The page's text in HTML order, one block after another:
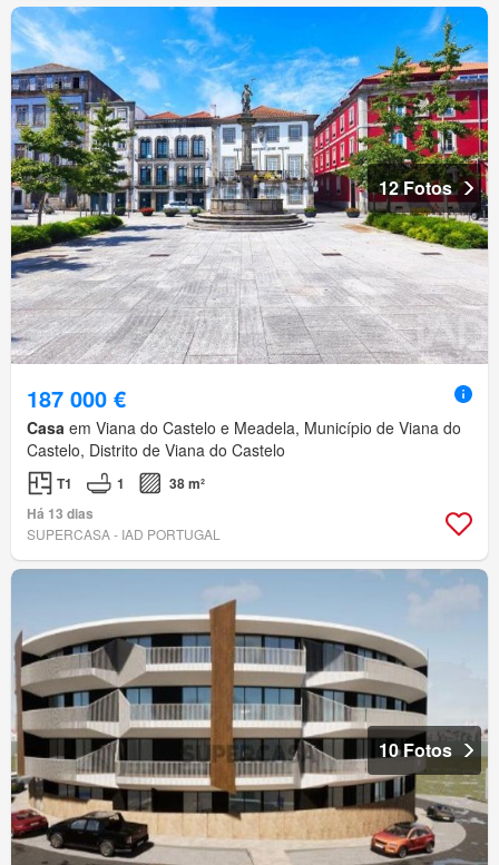
12 Fotos
187 000 €
Casa em Viana do Castelo e Meadela, Município de Viana do
Castelo, Distrito de Viana do Castelo
T1 1
38 m²
Há 13 dias
SUPERCASA - IAD PORTUGAL
10 Fotos